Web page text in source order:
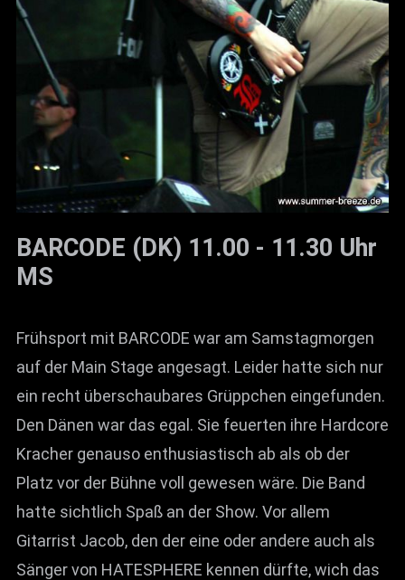
Rückblicke
Galerien
BARCODE (DK) 11.00 - 11.30 Uhr
MS
Frühsport mit BARCODE war am Samstagmorgen
auf der Main Stage angesagt. Leider hatte sich nur
ein recht überschaubares Grüppchen eingefunden.
Den Dänen war das egal. Sie feuerten ihre Hardcore
Kracher genauso enthusiastisch ab als ob der
Platz vor der Bühne voll gewesen wäre. Die Band
hatte sichtlich Spaß an der Show. Vor allem
Gitarrist Jacob, den der eine oder andere auch als
Sänger von HATESPHERE kennen dürfte, wich das